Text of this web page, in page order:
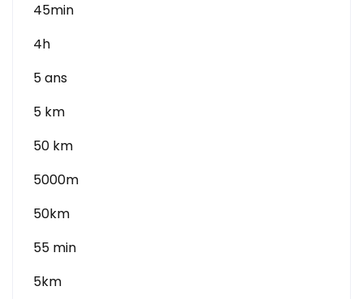
45min
4h
5 ans
5 km
50 km
5000m
50km
55 min
5km